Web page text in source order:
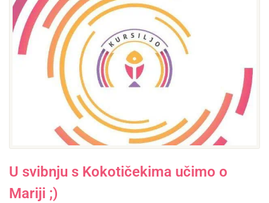
U svibnju s Kokotičekima učimo o
Mariji ;)